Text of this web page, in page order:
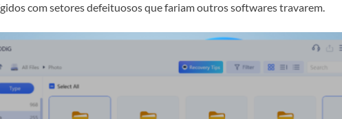
com setores defeituosos que fariam outros softwares travarem.